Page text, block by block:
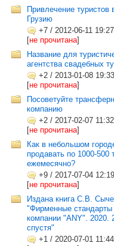
Привлечение туристов
Грузию
+7 / 2012-06-11
[не прочитана]
Название для
агентства свадебных
+2 / 2013-01-08
[не прочитана]
Посоветуйте
компанию
+2 / 2017-02-07
[не прочитана]
Как в небольшом
продавать по 1000-500
ежемесячно?
+9 / 2017-07-04
[не прочитана]
Издана книга С.В.
"Фирменные стандарты
компании "ANY". 2020.
спустя"
+1 / 2020-07-01